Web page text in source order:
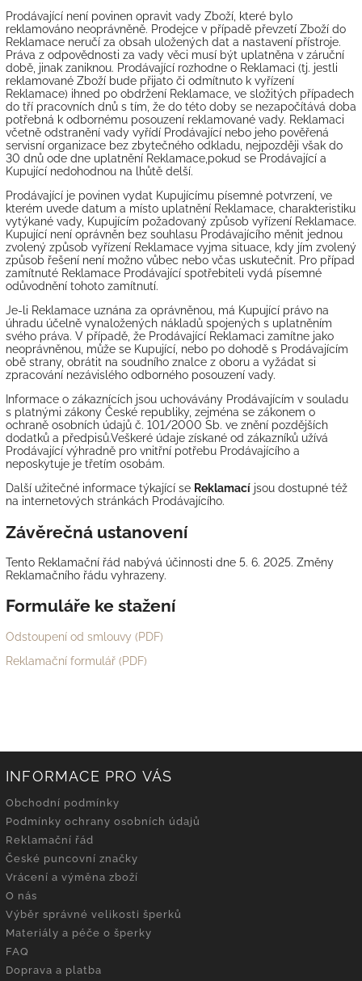
Prodávající není povinen opravit vady Zboží, které bylo
reklamováno neoprávněně. Prodejce v případě převzetí Zboží do
Reklamace neručí za obsah uložených dat a nastavení přístroje.
Práva z odpovědnosti za vady věci musí být uplatněna v záruční
době, jinak zaniknou. Prodávající rozhodne o Reklamaci (tj. jestli
reklamované Zboží bude přijato či odmítnuto k vyřízení
Reklamace) ihned po obdržení Reklamace, ve složitých případech
do tří pracovních dnů s tím, že do této doby se nezapočítává doba
potřebná k odbornému posouzení reklamované vady. Reklamaci
včetně odstranění vady vyřídí Prodávající nebo jeho pověřená
servisní organizace bez zbytečného odkladu, nejpozději však do
30 dnů ode dne uplatnění Reklamace,pokud se Prodávající a
Kupující nedohodnou na lhůtě delší.
Prodávající je povinen vydat Kupujícímu písemné potvrzení, ve
kterém uvede datum a místo uplatnění Reklamace, charakteristiku
vytýkané vady, Kupujícím požadovaný způsob vyřízení Reklamace.
Kupující není oprávněn bez souhlasu Prodávajícího měnit jednou
zvolený způsob vyřízení Reklamace vyjma situace, kdy jím zvolený
způsob řešení není možno vůbec nebo včas uskutečnit. Pro případ
zamítnuté Reklamace Prodávající spotřebiteli vydá písemné
odůvodnění tohoto zamítnutí.
Je-li Reklamace uznána za oprávněnou, má Kupující právo na
úhradu účelně vynaložených nákladů spojených s uplatněním
svého práva. V případě, že Prodávající Reklamaci zamítne jako
neoprávněnou, může se Kupující, nebo po dohodě s Prodávajícím
obě strany, obrátit na soudního znalce z oboru a vyžádat si
zpracování nezávislého odborného posouzení vady.
Informace o zákaznících jsou uchovávány Prodávajícím v souladu
s platnými zákony České republiky, zejména se zákonem o
ochraně osobních údajů č. 101/2000 Sb. ve znění pozdějších
dodatků a předpisů.Veškeré údaje získané od zákazníků užívá
Prodávající výhradně pro vnitřní potřebu Prodávajícího a
neposkytuje je třetím osobám.
Další užitečné informace týkající se Reklamací jsou dostupné též
na internetových stránkách Prodávajícího.
Závěrečná ustanovení
Tento Reklamační řád nabývá účinnosti dne 5. 6. 2025. Změny
Reklamačního řádu vyhrazeny.
Formuláře ke stažení
Odstoupení od smlouvy (PDF)
Reklamační formulář (PDF)
INFORMACE PRO VÁS
Obchodní podmínky
Podmínky ochrany osobních údajů
Reklamační řád
České puncovní značky
Vrácení a výměna zboží
O nás
Výběr správné velikosti šperků
Materiály a péče o šperky
FAQ
Doprava a platba